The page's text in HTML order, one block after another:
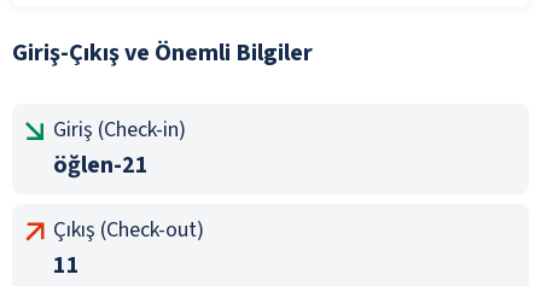
Giriş-Çıkış ve Önemli Bilgiler
Giriş (Check-in)
öğlen-21
Çıkış (Check-out)
11